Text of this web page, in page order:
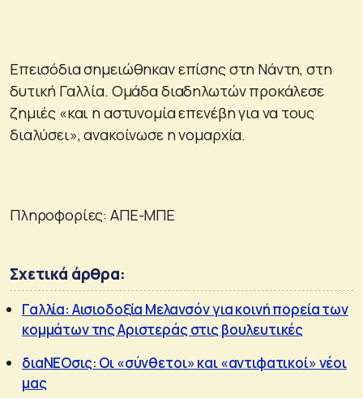
Επεισόδια σημειώθηκαν επίσης στη Νάντη, στη
δυτική Γαλλία. Ομάδα διαδηλωτών προκάλεσε
ζημιές «και η αστυνομία επενέβη για να τους
διαλύσει», ανακοίνωσε η νομαρχία.
Πληροφορίες: ΑΠΕ-ΜΠΕ
Σχετικά άρθρα:
Γαλλία: Αισιοδοξία Μελανσόν για κοινή πορεία των
κομμάτων της Αριστεράς στις βουλευτικές
διαΝΕΟσις: Οι «σύνθετοι» και «αντιφατικοί» νέοι
μας